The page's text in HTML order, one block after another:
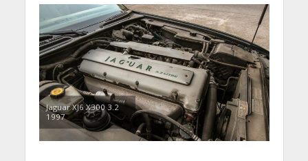
Jaguar XJ6 X300 3.2
1997